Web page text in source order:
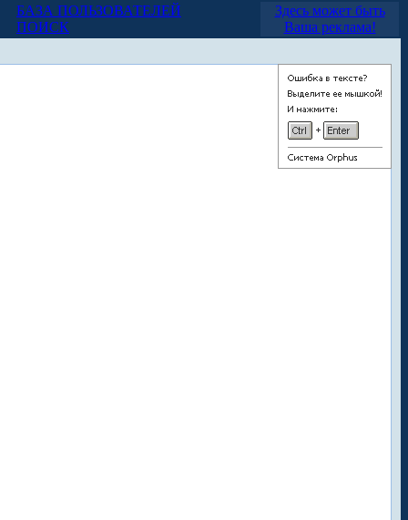
БАЗА ПОЛЬЗОВАТЕЛЕЙ
ПОИСК
Здесь может быть
Ваша реклама!